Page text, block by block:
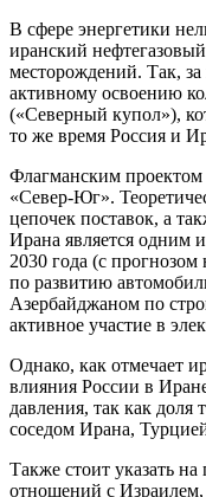
В сфере энергетики
иранский
месторождений. Так,
активному освоению
(«Северный купол»),
то же время Россия и
Флагманским проектом
«Север-Юг».
цепочек поставок, а
Ирана является одним
2030 года (с
по развитию
Азербайджаном по
активное участие в
Однако, как отмечает
влияния России в
давления, так как доля
соседом Ирана,
Также стоит указать
отношений с